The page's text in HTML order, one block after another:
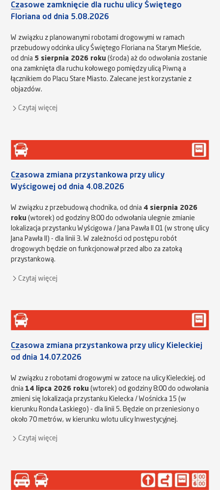
Czasowe zamknięcie dla ruchu ulicy Świętego
Floriana od dnia 5.08.2026
W związku z planowanymi robotami drogowymi w ramach
przebudowy odcinka ulicy Świętego Floriana na Starym Mieście,
od dnia 5 sierpnia 2026 roku (środa) aż do odwołania zostanie
ona zamknięta dla ruchu kołowego pomiędzy ulicą Piwną a
łącznikiem do Placu Stare Miasto. Zalecane jest korzystanie z
objazdów.
Czytaj więcej
Czasowa zmiana przystankowa przy ulicy
Wyścigowej od dnia 4.08.2026
W związku z przebudową chodnika, od dnia 4 sierpnia 2026
roku (wtorek) od godziny 8:00 do odwołania ulegnie zmianie
lokalizacja przystanku Wyścigowa / Jana Pawła II 01 (w stronę ulicy
Jana Pawła II) - dla linii 3. W zależności od postępu robót
drogowych będzie on funkcjonował przed albo za zatoką
przystankową.
Czytaj więcej
Czasowa zmiana przystankowa przy ulicy Kieleckiej
od dnia 14.07.2026
W związku z robotami drogowymi w zatoce na ulicy Kieleckiej, od
dnia 14 lipca 2026 roku (wtorek) od godziny 8:00 do odwołania
zmieni się lokalizacja przystanku Kielecka / Wośnicka 15 (w
kierunku Ronda Łaskiego) - dla linii 5. Będzie on przeniesiony o
około 70 metrów, w kierunku wlotu ulicy Inwestycyjnej.
Czytaj więcej